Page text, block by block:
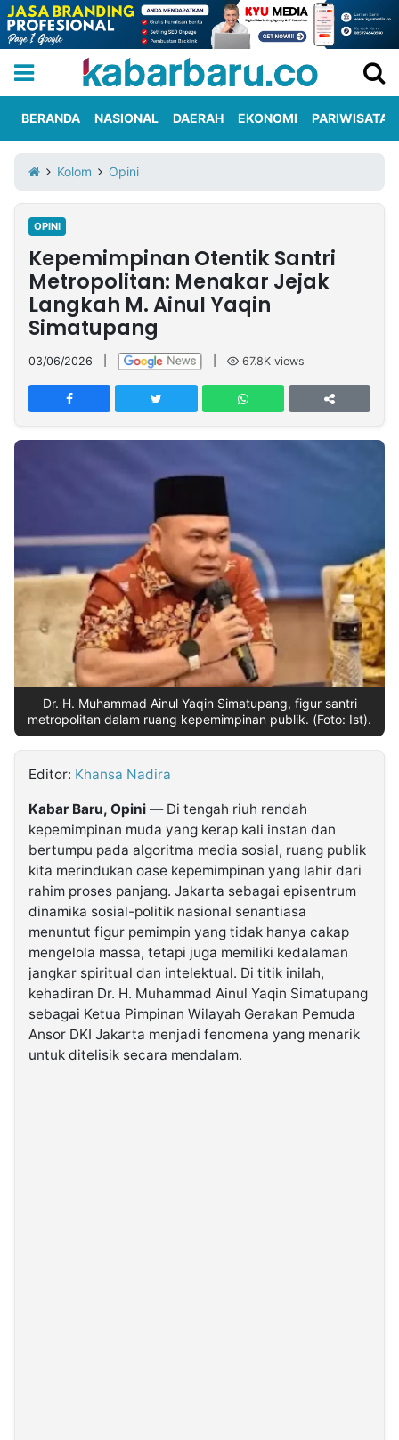
Iklan
Berita
Kami
Nasional
International
Olahraga
Entertainment
Daerah
Pariwisata
Kuliner
Kolom
Network
PT
TREETAN
MULTIMEDIA
INDONESIA
NTB
Time
IDN
Jogja
Rakyat
News
Notice
Baru
Follow
Kabarbaru
Kabarbaru.co
2026
Kabarbaru
Media
Holding
BERANDA NASIONAL DAERAH EKONOMI PARIWISATA
Kolom Opini
OPINI
Kepemimpinan Otentik Santri
Metropolitan: Menakar Jejak
Langkah M. Ainul Yaqin
Simatupang
03/06/2026 67.8K views
Dr. H. Muhammad Ainul Yaqin Simatupang, figur santri
metropolitan dalam ruang kepemimpinan publik. (Foto: Ist).
Editor: Khansa Nadira
Kabar Baru, Opini — Di tengah riuh rendah
kepemimpinan muda yang kerap kali instan dan
bertumpu pada algoritma media sosial, ruang publik
kita merindukan oase kepemimpinan yang lahir dari
rahim proses panjang. Jakarta sebagai episentrum
dinamika sosial-politik nasional senantiasa
menuntut figur pemimpin yang tidak hanya cakap
mengelola massa, tetapi juga memiliki kedalaman
jangkar spiritual dan intelektual. Di titik inilah,
kehadiran Dr. H. Muhammad Ainul Yaqin Simatupang
sebagai Ketua Pimpinan Wilayah Gerakan Pemuda
Ansor DKI Jakarta menjadi fenomena yang menarik
untuk ditelisik secara mendalam.